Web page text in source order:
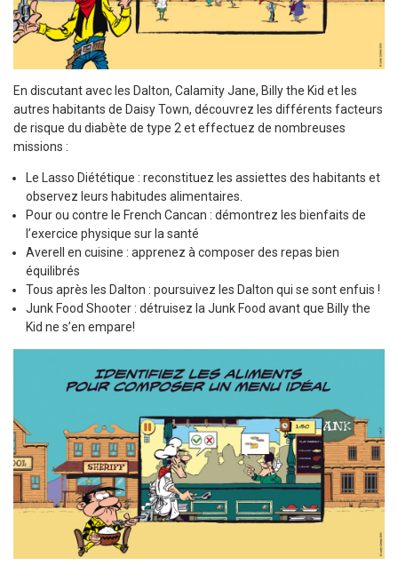
En discutant avec les Dalton, Calamity Jane, Billy the Kid et les
autres habitants de Daisy Town, découvrez les différents facteurs
de risque du diabète de type 2 et effectuez de nombreuses
missions :
Le Lasso Diététique : reconstituez les assiettes des habitants et
observez leurs habitudes alimentaires.
Pour ou contre le French Cancan : démontrez les bienfaits de
l’exercice physique sur la santé
Averell en cuisine : apprenez à composer des repas bien
équilibrés
Tous après les Dalton : poursuivez les Dalton qui se sont enfuis !
Junk Food Shooter : détruisez la Junk Food avant que Billy the
Kid ne s’en empare!